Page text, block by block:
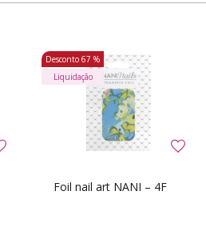
Foil nail art NANI – 4F
Desconto 67 %
Liquidação